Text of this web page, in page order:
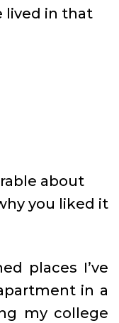
lived in that
about
you liked it
places I’ve
in a
my college